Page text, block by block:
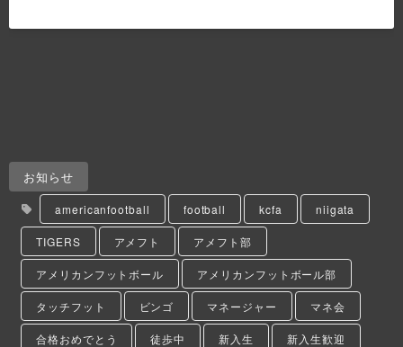
お知らせ
americanfootball football kcfa niigata
TIGERS アメフト アメフト部
アメリカンフットボール アメリカンフットボール部
タッチフット ビンゴ マネージャー マネ会
合格おめでとう 徒歩中 新入生 新入生歓迎